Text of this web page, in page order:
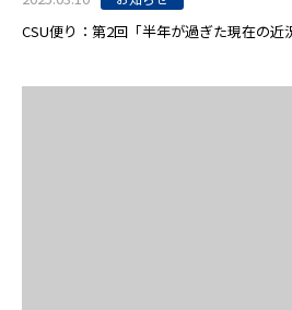
CSU便り：第2回「半年が過ぎた現在の近